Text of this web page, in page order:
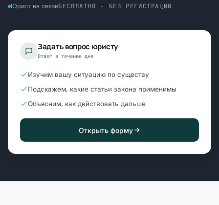
Юрист на связиБЕСПЛАТНО · БЕЗ РЕГИСТРАЦИИ
Задать вопрос юристу
Ответ в течение дня
Изучим вашу ситуацию по существу
Подскажем, какие статьи закона применимы
Объясним, как действовать дальше
Открыть форму